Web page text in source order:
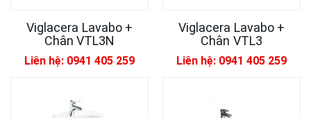
Viglacera Lavabo +
Chân VTL3N
Liên hệ: 0941 405 259
Viglacera Lavabo +
Chân VTL3
Liên hệ: 0941 405 259